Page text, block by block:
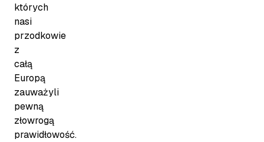
których
nasi
przodkowie
z
całą
Europą
zauważyli
pewną
złowrogą
prawidłowość.